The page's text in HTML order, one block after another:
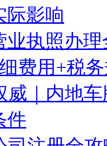
际影响
业执照办
费用+税
威｜内地
件